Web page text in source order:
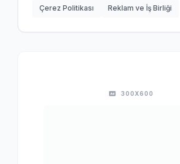
Çerez Politikası Reklam ve İş Birliği
300X600